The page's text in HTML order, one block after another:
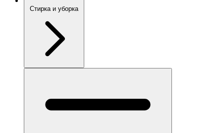
Стирка и уборка